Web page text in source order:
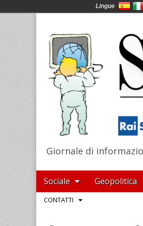
Giornale di
Main
menu
Skip
to
content
Sociale Geopolitica
SubCONTATTI
Lingue